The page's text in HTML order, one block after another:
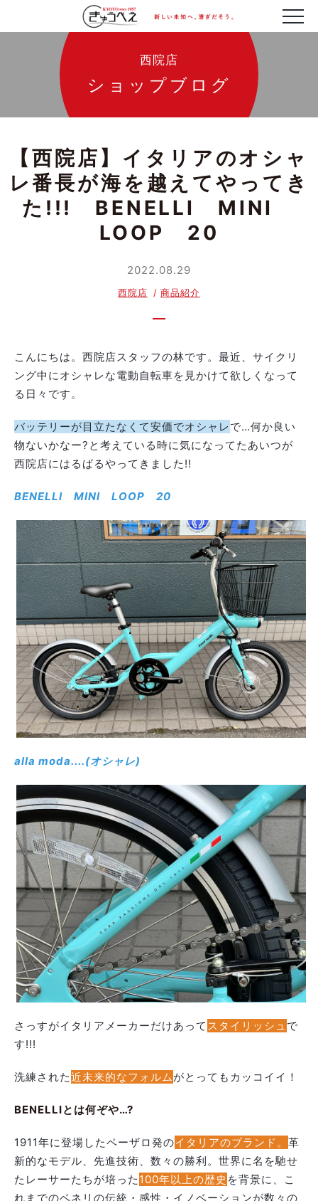
西院店
ショップブログ
【西院店】イタリアのオシャ
レ番長が海を越えてやってき
た!!! BENELLI MINI
LOOP 20
2022.08.29
西院店 商品紹介
こんにちは。西院店スタッフの林です。最近、サイクリ
ング中にオシャレな電動自転車を見かけて欲しくなって
る日々です。
バッテリーが目立たなくて安価でオシャレ で…何か良い
物ないかなー?と考えている時に気になってたあいつが
西院店にはるばるやってきました!!
BENELLI MINI LOOP 20
alla moda....(オシャレ)
さっすがイタリアメーカーだけあって スタイリッシュ で
す!!!
洗練された近未来的なフォルムがとってもカッコイイ！
BENELLIとは何ぞや…?
1911年に登場したペーザロ発のイタリアのブランド。 革
新的なモデル、先進技術、数々の勝利。世界に名を馳せ
たレーサーたちが培った 100年以上の歴史 を背景に、こ
れまでのベネリの伝統・感性・イノベーションが数々の